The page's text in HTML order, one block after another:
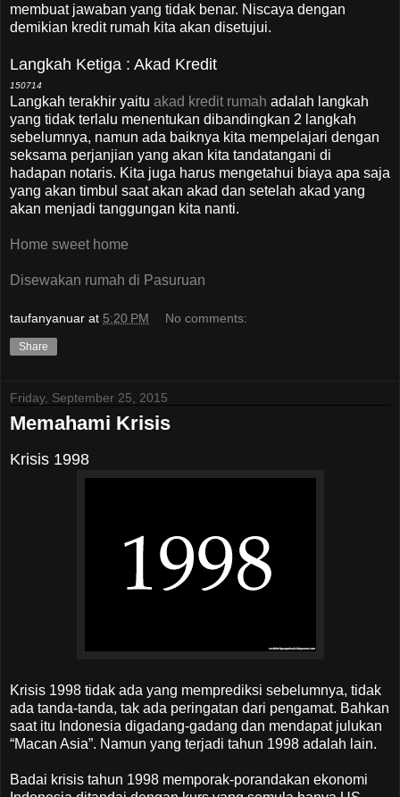
membuat jawaban yang tidak benar. Niscaya dengan
demikian kredit rumah kita akan disetujui.
Langkah Ketiga : Akad Kredit
150714
Langkah terakhir yaitu akad kredit rumah adalah langkah
yang tidak terlalu menentukan dibandingkan 2 langkah
sebelumnya, namun ada baiknya kita mempelajari dengan
seksama perjanjian yang akan kita tandatangani di
hadapan notaris. Kita juga harus mengetahui biaya apa saja
yang akan timbul saat akan akad dan setelah akad yang
akan menjadi tanggungan kita nanti.
Home sweet home
Disewakan rumah di Pasuruan
taufanyanuar at 5:20 PM No comments:
Share
Friday, September 25, 2015
Memahami Krisis
Krisis 1998
Krisis 1998 tidak ada yang memprediksi sebelumnya, tidak
ada tanda-tanda, tak ada peringatan dari pengamat. Bahkan
saat itu Indonesia digadang-gadang dan mendapat julukan
“Macan Asia”. Namun yang terjadi tahun 1998 adalah lain.
Badai krisis tahun 1998 memporak-porandakan ekonomi